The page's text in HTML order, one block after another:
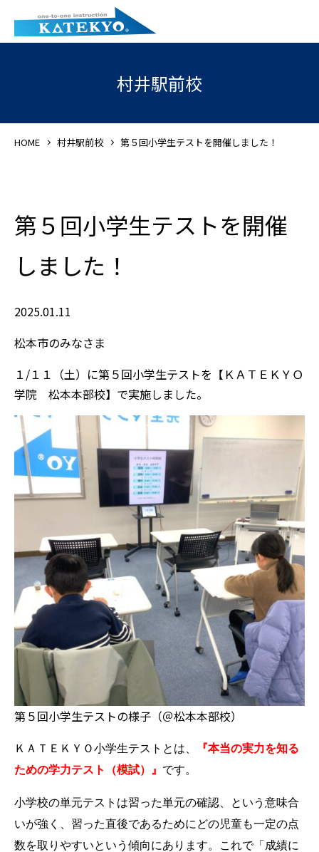
村井駅前校
HOME 村井駅前校 第５回小学生テストを開催しました！
第５回小学生テストを開催
しました！
2025.01.11
松本市のみなさま
１/１１（土）に第５回小学生テストを【ＫＡＴＥＫＹＯ
学院 松本本部校】で実施しました。
第５回小学生テストの様子（＠松本本部校）
ＫＡＴＥＫＹＯ小学生テストとは、
『本当の実力を知る
ための学力テスト（模試）』 です。
小学校の単元テストは習った単元の確認、という意味合
いが強く、習った直後であるためにどの児童も一定の点
数を取りやすいという傾向にあります。これで「 成績に